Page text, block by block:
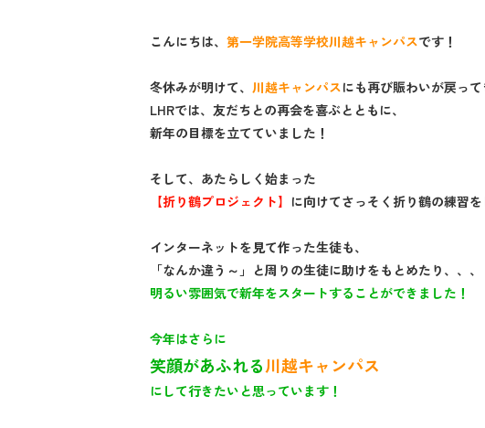
こんにちは、 第一学院高等学校川越キャンパスです！
冬休みが明けて、 川越キャンパスにも再び賑わいが戻って
LHRでは、友だちとの再会を喜ぶとともに、
新年の目標を立てていました！
そして、あたらしく始まった
【折り鶴プロジェクト】 に向けてさっそく折り鶴の練習を
インターネットを見て作った生徒も、
「なんか違う～」と周りの生徒に助けをもとめたり、、、
明るい雰囲気で新年をスタートすることができました！
今年はさらに
笑顔があふれる川越キャンパス
に して行きたいと思っています！